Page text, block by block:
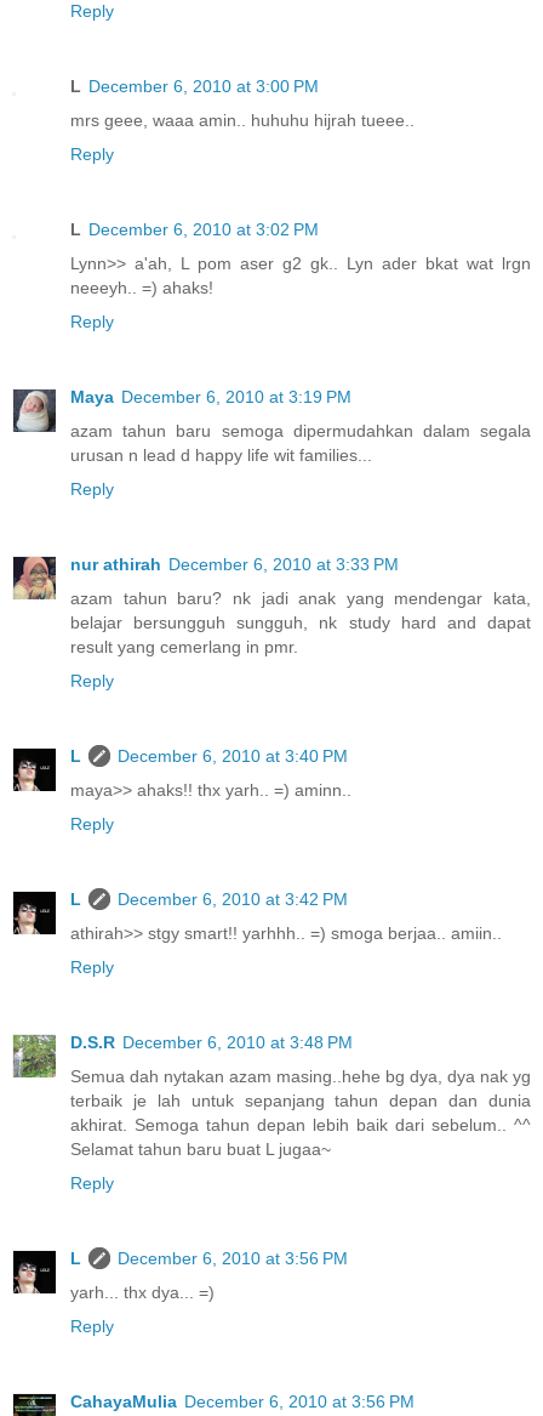
Reply
L December 6, 2010 at 3:00 PM
mrs geee, waaa amin.. huhuhu hijrah tueee..
Reply
L December 6, 2010 at 3:02 PM
Lynn>> a'ah, L pom aser g2 gk.. Lyn ader bkat wat lrgn
neeeyh.. =) ahaks!
Reply
Maya December 6, 2010 at 3:19 PM
azam tahun baru semoga dipermudahkan dalam segala
urusan n lead d happy life wit families...
Reply
nur athirah December 6, 2010 at 3:33 PM
azam tahun baru? nk jadi anak yang mendengar kata,
belajar bersungguh sungguh, nk study hard and dapat
result yang cemerlang in pmr.
Reply
L
December 6, 2010 at 3:40 PM
maya>> ahaks!! thx yarh.. =) aminn..
Reply
L
December 6, 2010 at 3:42 PM
athirah>> stgy smart!! yarhhh.. =) smoga berjaa.. amiin..
Reply
D.S.R December 6, 2010 at 3:48 PM
Semua dah nytakan azam masing..hehe bg dya, dya nak yg
terbaik je lah untuk sepanjang tahun depan dan dunia
akhirat. Semoga tahun depan lebih baik dari sebelum.. ^^
Selamat tahun baru buat L jugaa~
Reply
L
December 6, 2010 at 3:56 PM
yarh... thx dya... =)
Reply
CahayaMulia December 6, 2010 at 3:56 PM